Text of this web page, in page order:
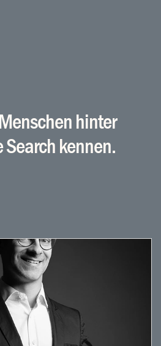
hinter
Search kennen.